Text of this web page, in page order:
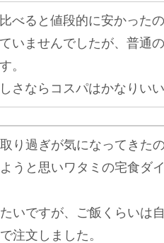
べると値段的に安かったの
いませんでしたが、普通
。
さならコスパはかなりいい
り過ぎが気になってきた
うと思いワタミの宅食ダ
いですが、ご飯くらいは
注文しました。